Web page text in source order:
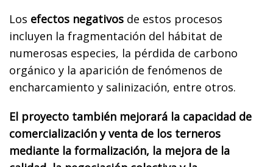
Los efectos negativos de estos procesos
incluyen la fragmentación del hábitat de
numerosas especies, la pérdida de carbono
orgánico y la aparición de fenómenos de
encharcamiento y salinización, entre otros.
El proyecto también mejorará la capacidad de
comercialización y venta de los terneros
mediante la formalización, la mejora de la